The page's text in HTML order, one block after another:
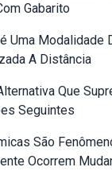
Gabarito
Uma Modalidade
A Distância
Que
Seguintes
São
Ocorrem